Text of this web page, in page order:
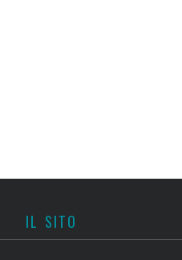
IL SITO